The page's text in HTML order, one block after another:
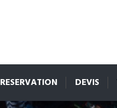
RESERVATION DEVIS